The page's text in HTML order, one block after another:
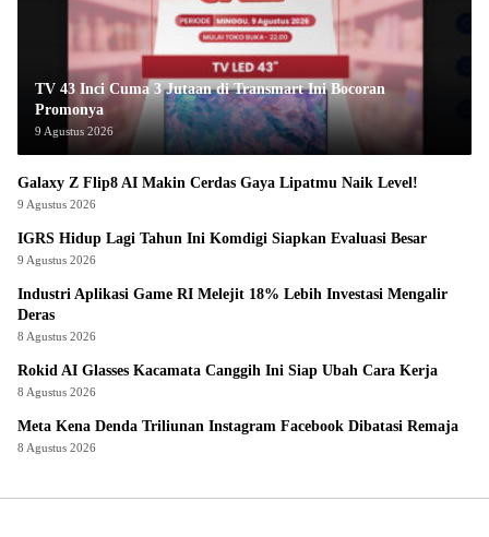
TV 43 Inci Cuma 3 Jutaan di Transmart Ini Bocoran
Promonya
9 Agustus 2026
Galaxy Z Flip8 AI Makin Cerdas Gaya Lipatmu Naik Level!
9 Agustus 2026
IGRS Hidup Lagi Tahun Ini Komdigi Siapkan Evaluasi Besar
9 Agustus 2026
Industri Aplikasi Game RI Melejit 18% Lebih Investasi Mengalir
Deras
8 Agustus 2026
Rokid AI Glasses Kacamata Canggih Ini Siap Ubah Cara Kerja
8 Agustus 2026
Meta Kena Denda Triliunan Instagram Facebook Dibatasi Remaja
8 Agustus 2026